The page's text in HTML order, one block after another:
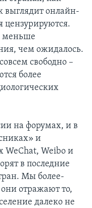
выглядит онлайн-
цензурируются.
меньше
чем ожидалось.
свободно –
более
на форумах, и в
и
WeChat, Weibo и
в последние
Мы более-
отражают то,
далеко не